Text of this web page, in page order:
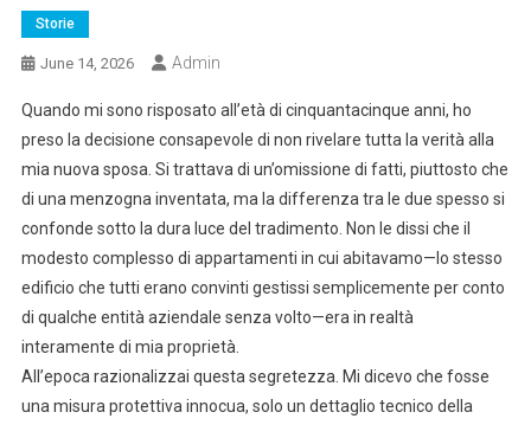
Storie
June 14, 2026 Admin
Quando mi sono risposato all’età di cinquantacinque anni, ho
preso la decisione consapevole di non rivelare tutta la verità alla
mia nuova sposa. Si trattava di un’omissione di fatti, piuttosto che
di una menzogna inventata, ma la differenza tra le due spesso si
confonde sotto la dura luce del tradimento. Non le dissi che il
modesto complesso di appartamenti in cui abitavamo—lo stesso
edificio che tutti erano convinti gestissi semplicemente per conto
di qualche entità aziendale senza volto—era in realtà
interamente di mia proprietà.
All’epoca razionalizzai questa segretezza. Mi dicevo che fosse
una misura protettiva innocua, solo un dettaglio tecnico della